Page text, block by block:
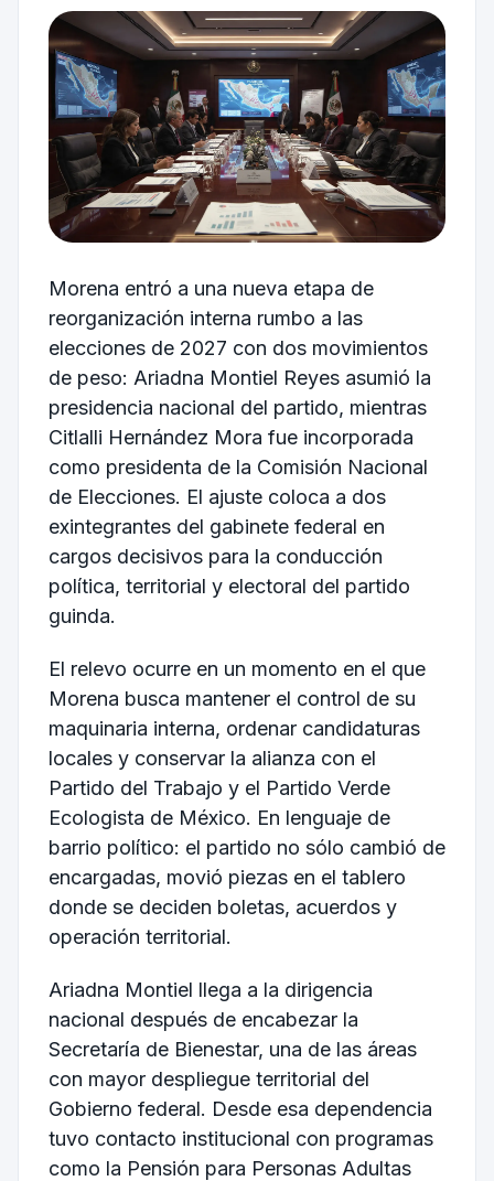
Morena entró a una nueva etapa de
reorganización interna rumbo a las
elecciones de 2027 con dos movimientos
de peso: Ariadna Montiel Reyes asumió la
presidencia nacional del partido, mientras
Citlalli Hernández Mora fue incorporada
como presidenta de la Comisión Nacional
de Elecciones. El ajuste coloca a dos
exintegrantes del gabinete federal en
cargos decisivos para la conducción
política, territorial y electoral del partido
guinda.
El relevo ocurre en un momento en el que
Morena busca mantener el control de su
maquinaria interna, ordenar candidaturas
locales y conservar la alianza con el
Partido del Trabajo y el Partido Verde
Ecologista de México. En lenguaje de
barrio político: el partido no sólo cambió de
encargadas, movió piezas en el tablero
donde se deciden boletas, acuerdos y
operación territorial.
Ariadna Montiel llega a la dirigencia
nacional después de encabezar la
Secretaría de Bienestar, una de las áreas
con mayor despliegue territorial del
Gobierno federal. Desde esa dependencia
tuvo contacto institucional con programas
como la Pensión para Personas Adultas